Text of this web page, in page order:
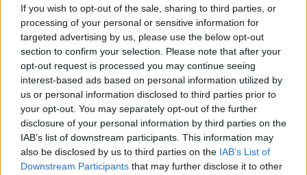
If you wish to opt-out of the sale, sharing to third parties, or
processing of your personal or sensitive information for
targeted advertising by us, please use the below opt-out
section to confirm your selection. Please note that after your
opt-out request is processed you may continue seeing
interest-based ads based on personal information utilized by
us or personal information disclosed to third parties prior to
your opt-out. You may separately opt-out of the further
disclosure of your personal information by third parties on the
IAB’s list of downstream participants. This information may
also be disclosed by us to third parties on the IAB’s List of
Downstream Participants that may further disclose it to other
s'Antiochense bincint contras a is de su
Fonne; festa manna po is de su Golfu Aranci;
is de s'Ilva de Sa Maddalena sighint a bisai
s'artziada in Sèrie D
4 Giu 2026
Finale playoff: il Golfo Aranci colpisce e
affonda il La Salle con Mulas e Ruzzittu
1 Giu 2026
Il La Salle cerca l'impresa, Casu: «Golfo Aranci
fuori categoria ma lo affronteremo col
coltello tra i denti»